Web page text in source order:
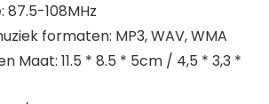
87.5-108MHz
formaten: MP3, WAV, WMA
Maat: 11.5 * 8.5 * 5cm / 4,5 * 3,3 *